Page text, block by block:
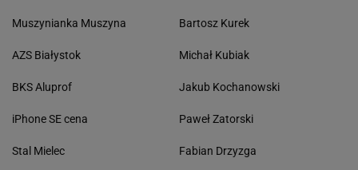
Muszynianka Muszyna
AZS Białystok
BKS Aluprof
iPhone SE cena
Stal Mielec
Bartosz Kurek
Michał Kubiak
Jakub Kochanowski
Paweł Zatorski
Fabian Drzyzga